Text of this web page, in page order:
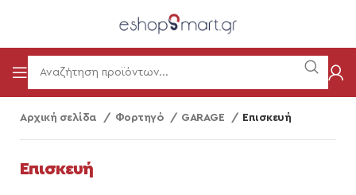
Αρχική σελίδα Φορτηγό GARAGE Επισκευή
Επισκευή